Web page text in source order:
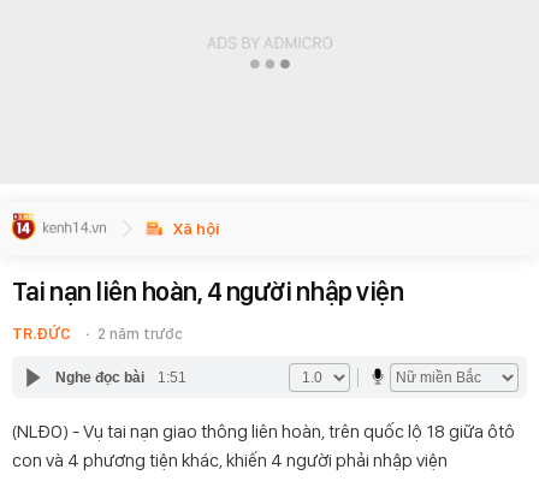
Xã hội
Tai nạn liên hoàn, 4 người nhập viện
TR.ĐỨC 2 năm trước
Nghe đọc bài 1:51
(NLĐO) - Vụ tai nạn giao thông liên hoàn, trên quốc lộ 18 giữa ôtô
con và 4 phương tiện khác, khiến 4 người phải nhập viện